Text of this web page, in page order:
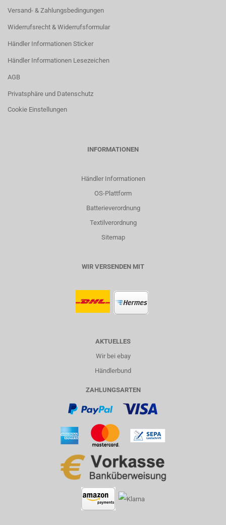
Versand- & Zahlungsbedingungen
Widerrufsrecht & Widerrufsformular
Händler Informationen Sticker
Händler Informationen Lesezeichen
AGB
Privatsphäre und Datenschutz
Cookie Einstellungen
INFORMATIONEN
Händler Informationen
OS-Plattform
Batterieverordnung
Textilverordnung
Sitemap
WIR VERSENDEN MIT
AKTUELLES
Wir bei ebay
Händlerbund
ZAHLUNGSARTEN